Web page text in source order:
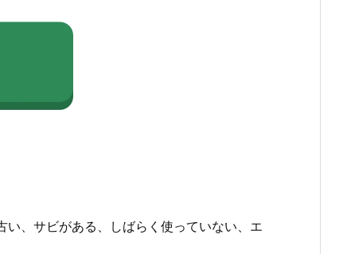
、サビがある、しばらく使っていない、エ